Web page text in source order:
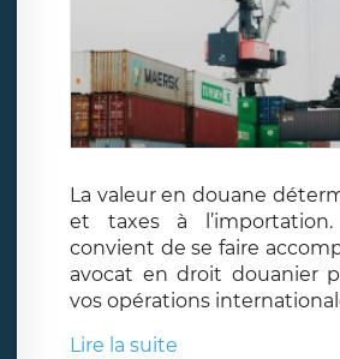
La valeur en douane
et taxes à
convient de se faire
avocat en droit douanier
vos opérations
Lire la suite